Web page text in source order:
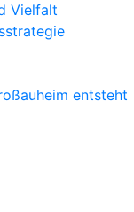
Vielfalt
entsteht